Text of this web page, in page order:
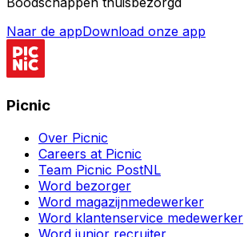
Naar de appDownload onze app
Picnic
Over Picnic
Careers at Picnic
Team Picnic PostNL
Word bezorger
Word magazijnmedewerker
Word klantenservice medewerker
Word junior recruiter